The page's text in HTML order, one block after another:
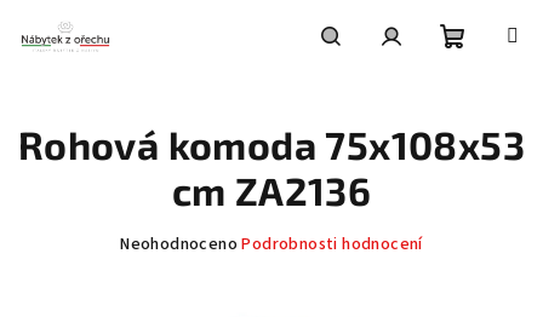
obsah
košík
Rohová komoda 75x108x53
cm ZA2136
Průměrné
Neohodnoceno Podrobnosti hodnocení